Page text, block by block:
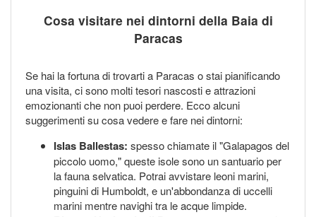
Cosa visitare nei dintorni della Baia di
Paracas
Se hai la fortuna di trovarti a Paracas o stai pianificando
una visita, ci sono molti tesori nascosti e attrazioni
emozionanti che non puoi perdere. Ecco alcuni
suggerimenti su cosa vedere e fare nei dintorni:
Islas Ballestas: spesso chiamate il "Galapagos del
piccolo uomo," queste isole sono un santuario per
la fauna selvatica. Potrai avvistare leoni marini,
pinguini di Humboldt, e un'abbondanza di uccelli
marini mentre navighi tra le acque limpide.